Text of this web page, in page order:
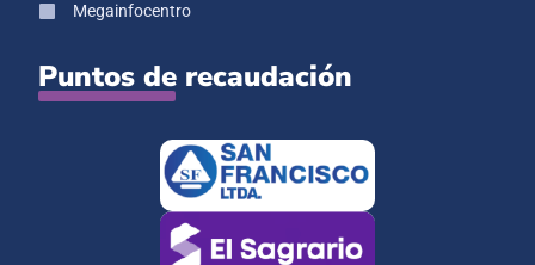
Megainfocentro
Puntos de recaudación